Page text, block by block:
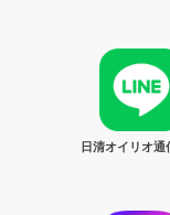
日清オイリオ通